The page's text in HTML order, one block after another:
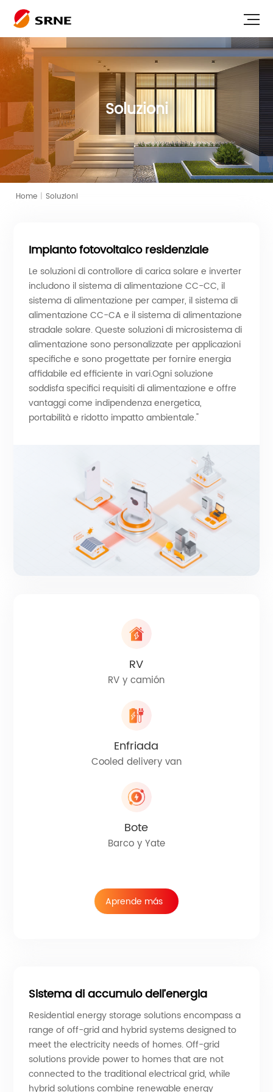
Soluzioni
Home | Soluzioni
Impianto fotovoltaico residenziale
Le soluzioni di controllore di carica solare e inverter
includono il sistema di alimentazione CC-CC, il
sistema di alimentazione per camper, il sistema di
alimentazione CC-CA e il sistema di alimentazione
stradale solare. Queste soluzioni di microsistema di
alimentazione sono personalizzate per applicazioni
specifiche e sono progettate per fornire energia
affidabile ed efficiente in vari.Ogni soluzione
soddisfa specifici requisiti di alimentazione e offre
vantaggi come indipendenza energetica,
portabilità e ridotto impatto ambientale."
RV
RV y camión
Enfriada
Cooled delivery van
Bote
Barco y Yate
Aprende más
Sistema di accumulo dell’energia
Residential energy storage solutions encompass a
range of off-grid and hybrid systems designed to
meet the electricity needs of homes. Off-grid
solutions provide power to homes that are not
connected to the traditional electrical grid, while
hybrid solutions combine renewable energy